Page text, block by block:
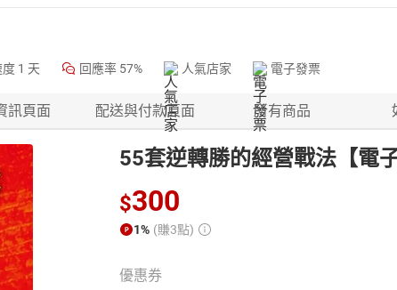
度 1 天 回應率 57% 人氣店家 電子發票
訊頁面 配送與付款頁面 所有商品
55套逆轉勝的經營戰法【電子
$300
1% (賺3點)
優惠券